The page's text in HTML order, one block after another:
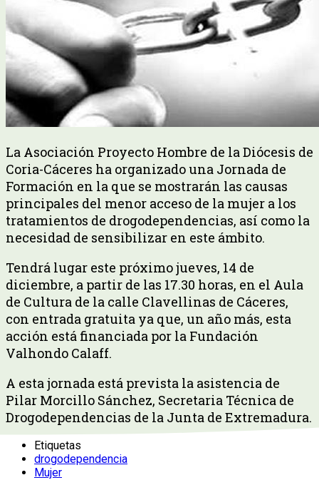
La Asociación Proyecto Hombre de la Diócesis de
Coria-Cáceres ha organizado una Jornada de
Formación en la que se mostrarán las causas
principales del menor acceso de la mujer a los
tratamientos de drogodependencias, así como la
necesidad de sensibilizar en este ámbito.
Tendrá lugar este próximo jueves, 14 de
diciembre, a partir de las 17.30 horas, en el Aula
de Cultura de la calle Clavellinas de Cáceres,
con entrada gratuita ya que, un año más, esta
acción está financiada por la Fundación
Valhondo Calaff.
A esta jornada está prevista la asistencia de
Pilar Morcillo Sánchez, Secretaria Técnica de
Drogodependencias de la Junta de Extremadura.
Etiquetas
drogodependencia
Mujer